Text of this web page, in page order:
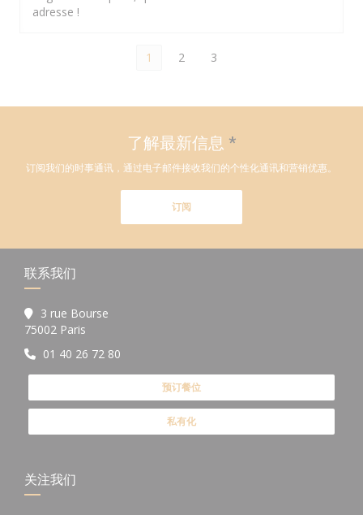
adresse !
1 2 3
了解最新信息 *
订阅我们的时事通讯，通过电子邮件接收我们的个性化通讯和营销优惠。
订阅
联系我们
3 rue Bourse
75002 Paris
01 40 26 72 80
预订餐位
私有化
关注我们